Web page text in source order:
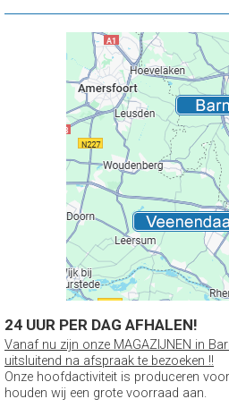
24 UUR PER DAG AFHALEN!
Vanaf nu zijn onze MAGAZIJNEN in
uitsluitend na afspraak te bezoeken !!
Onze hoofdactiviteit is produceren
houden wij een grote voorraad aan.